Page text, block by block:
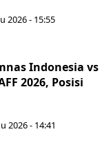
2026 - 15:55
Indonesia vs
2026, Posisi
2026 - 14:41